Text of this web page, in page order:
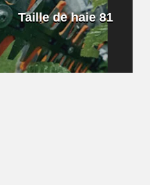
Taille de haie 81